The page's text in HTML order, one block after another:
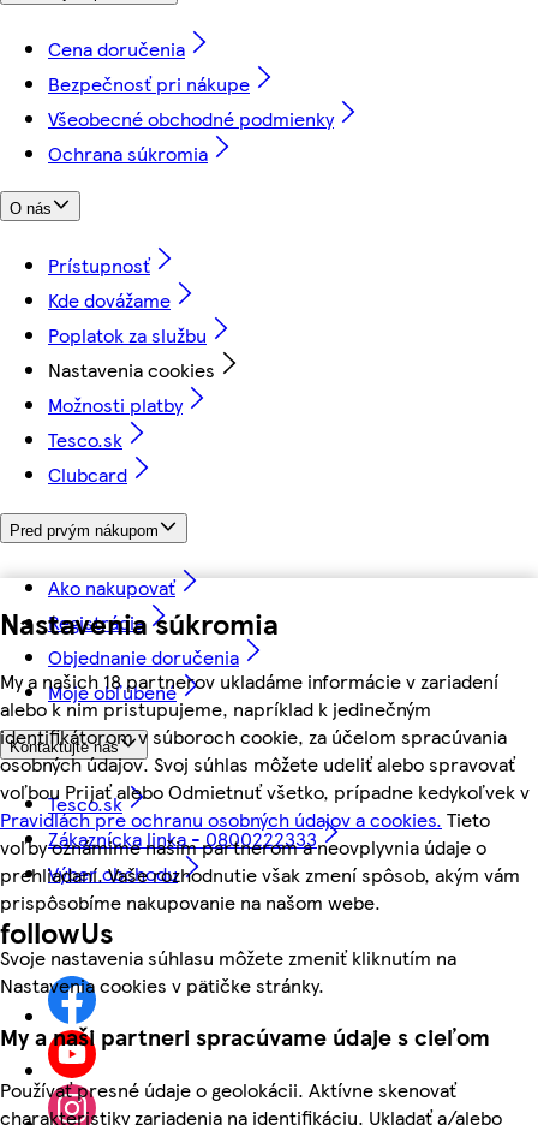
Nastavenia súkromia
My a našich 18 partnerov ukladáme informácie v zariadení
alebo k nim pristupujeme, napríklad k jedinečným
identifikátorom v súboroch cookie, za účelom spracúvania
osobných údajov. Svoj súhlas môžete udeliť alebo spravovať
voľbou Prijať alebo Odmietnuť všetko, prípadne kedykoľvek v
Pravidlách pre ochranu osobných údajov a cookies. Tieto
voľby oznámime našim partnerom a neovplyvnia údaje o
prehliadaní. Vaše rozhodnutie však zmení spôsob, akým vám
prispôsobíme nakupovanie na našom webe.
Svoje nastavenia súhlasu môžete zmeniť kliknutím na
Nastavenia cookies v pätičke stránky.
My a naši partneri spracúvame údaje s cieľom
Používať presné údaje o geolokácii. Aktívne skenovať
charakteristiky zariadenia na identifikáciu. Ukladať a/alebo
Cena doručenia
Bezpečnosť pri nákupe
Všeobecné obchodné podmienky
Ochrana súkromia
O nás
Prístupnosť
Kde dovážame
Poplatok za službu
Nastavenia cookies
Možnosti platby
Tesco.sk
Clubcard
Pred prvým nákupom
Ako nakupovať
Registrácia
Objednanie doručenia
Moje obľúbené
Kontaktujte nás
Tesco.sk
Zákaznícka linka - 0800222333
Výber obchodu
followUs